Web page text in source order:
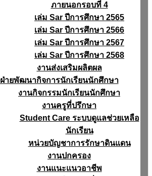
ภายนอกรอบที่ 4
เล่ม Sar ปีการศึกษา 2565
เล่ม Sar ปีการศึกษา 2566
เล่ม Sar ปีการศึกษา 2567
เล่ม Sar ปีการศึกษา 2568
งานส่งเสริมผลิตผล
ฝ่ายพัฒนากิจการนักเรียนนักศึกษา
งานกิจกรรมนักเรียนนักศึกษา
งานครูที่ปรึกษา
Student Care ระบบดูแลช่วยเหลือ
นักเรียน
หน่วยบัญชาการรักษาดินแดน
งานปกครอง
งานแนะแนวอาชีพ